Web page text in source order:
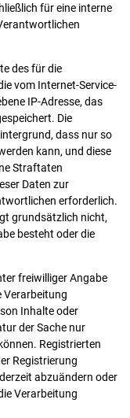
für eine interne
des für die
vom Internet-Service-
IP-Adresse, das
Die
dass nur so
kann, und diese
Straftaten
Daten zur
erforderlich.
grundsätzlich nicht,
besteht oder die
freiwilliger Angabe
Verarbeitung
Inhalte oder
der Sache nur
Registrierten
Registrierung
abzuändern oder
Verarbeitung